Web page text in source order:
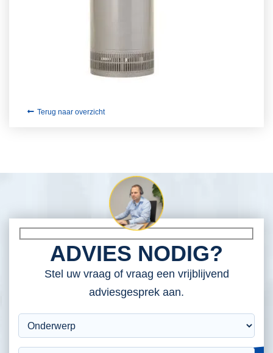
Terug naar overzicht
ADVIES NODIG?
Stel uw vraag of vraag een vrijblijvend
adviesgesprek aan.